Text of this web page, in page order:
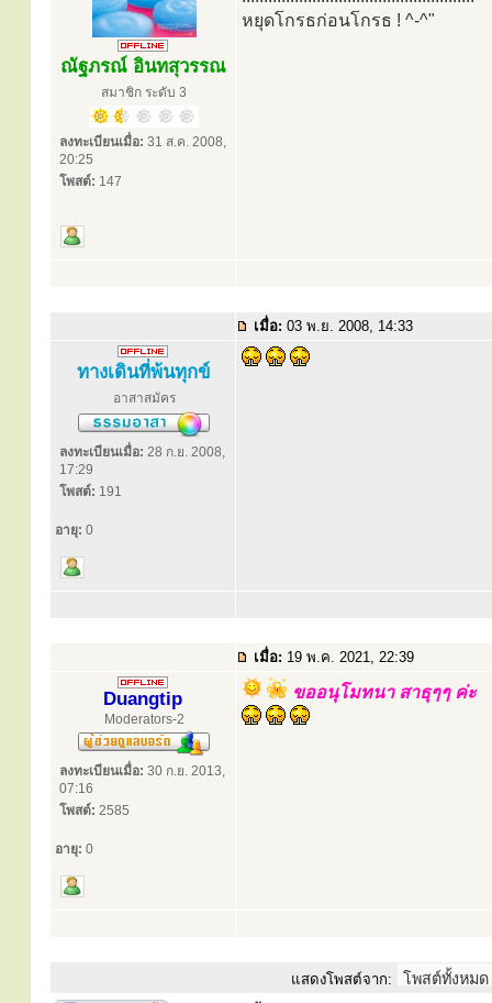
ณัฐภรณ์ อินทสุวรรณ
สมาชิก ระดับ 3
ลงทะเบียนเมื่อ: 31 ส.ค. 2008,
20:25
โพสต์: 147
หยุดโกรธก่อนโกรธ ! ^-^"
เมื่อ: 03 พ.ย. 2008, 14:33
ทางเดินที่พ้นทุกข์
อาสาสมัคร
ลงทะเบียนเมื่อ: 28 ก.ย. 2008,
17:29
โพสต์: 191
อายุ: 0
เมื่อ: 19 พ.ค. 2021, 22:39
Duangtip
Moderators-2
ลงทะเบียนเมื่อ: 30 ก.ย. 2013,
07:16
โพสต์: 2585
อายุ: 0
ขออนุโมทนา สาธุๆๆ ค่ะ
แสดงโพสต์จาก: